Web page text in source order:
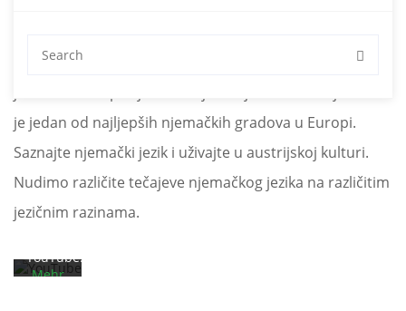
Njemački tečajevi u Beču – Učite njemački u Beču! Naša
je jedan od najljepših njemačkih gradova u Europi.
Saznajte njemački jezik i uživajte u austrijskoj kulturi.
Nudimo različite tečajeve njemačkog jezika na različitim
jezičnim razinama.
dem
Laden
des
akzeptieren
Sie die
Datenschutzerklärung
YouTube.
Mehr
Mit
dem
Laden
des
Sie die
Datenschutzerklärung